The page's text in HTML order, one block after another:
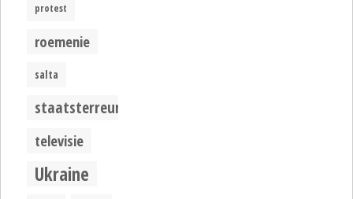
protest
roemenie
salta
staatsterreur
televisie
Ukraine